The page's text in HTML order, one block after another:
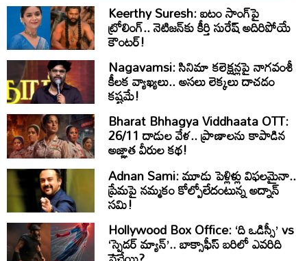
Keerthy Suresh: ఐటం సాంగ్‌పై
ట్రోలింగ్.. నెటిజన్‌కు కీర్తి సురేష్ అదిరిపోయే
కౌంటర్!
Nagavamsi: సినిమా కలెక్షన్లపై నాగవంశీ
కీలక వ్యాఖ్యలు.. అసలు లెక్కలు దాచడం
కష్టమే!
Bharat Bhhagya Viddhaata OTT:
26/11 దాడుల వేళ.. ప్రాణాలను కాపాడిన
అజ్ఞాత వీరుల కథ!
Adnan Sami: మూడు పెళ్లిళ్లు విఫలమైనా..
ప్రేమపై నమ్మకం కోల్పోలేదంటున్న అద్నాన్
సమి!
Hollywood Box Office: ‘ది ఒడిస్సీ’ vs
‘స్పైడర్ మ్యాన్’.. బాక్సాఫీస్ బరిలో ఎవరిది